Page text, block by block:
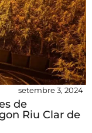
setembre 3, 2024
de
Riu Clar de